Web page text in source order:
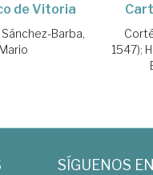
de Vitoria
Barba,
Mario
1547);
SÍGUENOS EN